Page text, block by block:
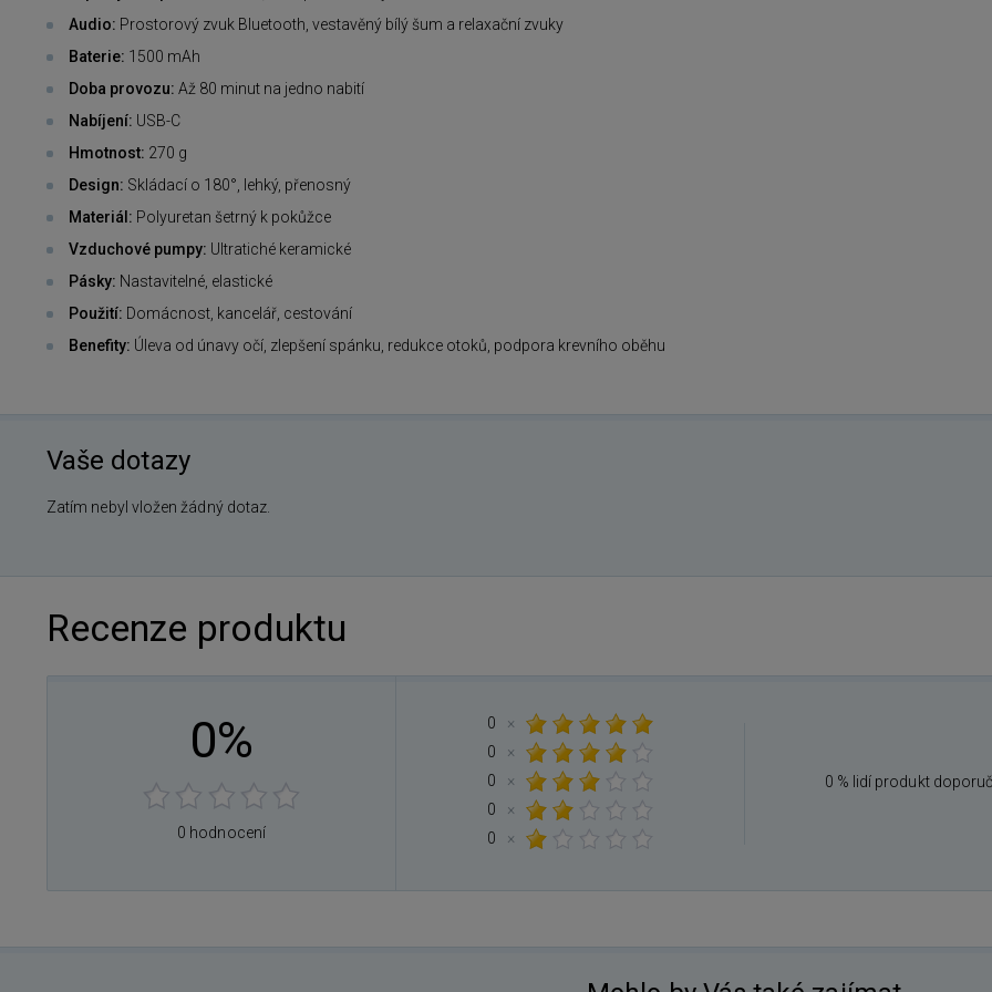
Audio: Prostorový zvuk Bluetooth, vestavěný bílý šum a relaxační zvuky
Baterie: 1500 mAh
Doba provozu: Až 80 minut na jedno nabití
Nabíjení: USB-C
Hmotnost: 270 g
Design: Skládací o 180°, lehký, přenosný
Materiál: Polyuretan šetrný k pokůžce
Vzduchové pumpy: Ultratiché keramické
Pásky: Nastavitelné, elastické
Použití: Domácnost, kancelář, cestování
Benefity: Úleva od únavy očí, zlepšení spánku, redukce otoků, podpora krevního oběhu
Vaše dotazy
Zatím nebyl vložen žádný dotaz.
Recenze produktu
0%
0 hodnocení
0
×
0
×
0
×
0
×
0
×
0 % lidí produkt